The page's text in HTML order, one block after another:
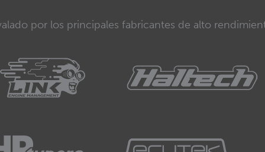
por los principales fabricantes de alto